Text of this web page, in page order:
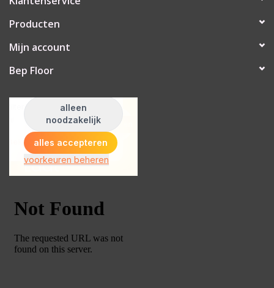
Producten
Mijn account
Bep Floor